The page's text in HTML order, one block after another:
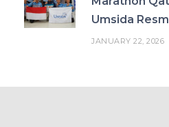
Umsida
JANUARY 22, 2026